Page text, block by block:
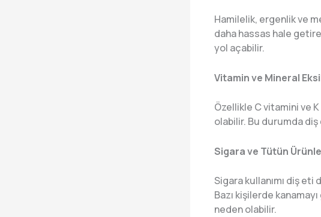
Hamilelik, ergenlik ve
daha hassas hale
yol açabilir.
Vitamin ve Mineral
Özellikle C vitamini ve
olabilir. Bu durumda
Sigara ve Tütün
Sigara kullanımı diş eti
Bazı kişilerde
neden olabilir.